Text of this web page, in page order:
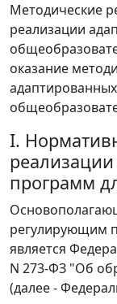
Методические
реализации
оказание
I.
программ
регулирующим
является
N 273-ФЗ "Об
(далее -